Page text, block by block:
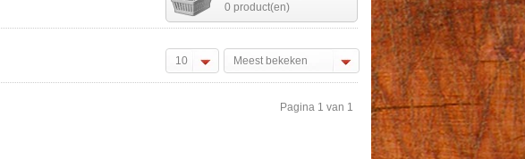
0 product(en)
10 Meest bekeken
Pagina 1 van 1